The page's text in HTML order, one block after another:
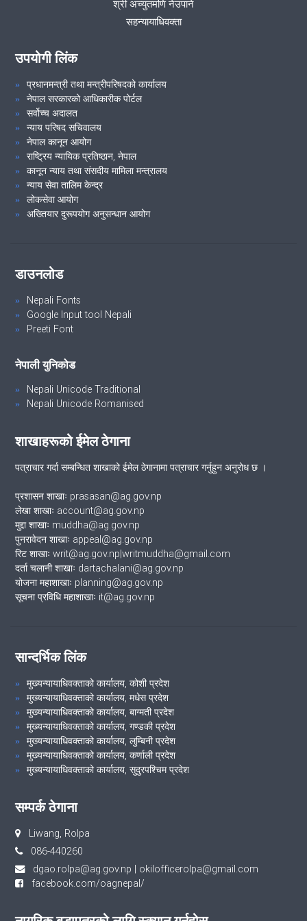
श्री अच्युतमणि नेउपाने
सहन्यायाधिवक्ता
उपयोगी लिंक
प्रधानमन्त्री तथा मन्त्रीपरिषदको कार्यालय
नेपाल सरकारको आधिकारीक पोर्टल
सर्वोच्च अदालत
न्याय परिषद सचिवालय
नेपाल कानून आयोग
राष्ट्रिय न्यायिक प्रतिष्ठान, नेपाल
कानून न्याय तथा संसदीय मामिला मन्त्रालय
न्याय सेवा तालिम केन्द्र
लोकसेवा आयोग
अख्तियार दुरूपयोग अनुसन्धान आयोग
डाउनलोड
Nepali Fonts
Google Input tool Nepali
Preeti Font
नेपाली युनिकोड
Nepali Unicode Traditional
Nepali Unicode Romanised
शाखाहरूको ईमेल ठेगाना
पत्राचार गर्दा सम्बन्धित शाखाको ईमेल ठेगानामा पत्राचार गर्नुहुन अनुरोध छ ।
प्रशासन शाखाः prasasan@ag.gov.np
लेखा शाखाः account@ag.gov.np
मुद्दा शाखाः muddha@ag.gov.np
पुनरावेदन शाखाः appeal@ag.gov.np
रिट शाखाः writ@ag.gov.np|writmuddha@gmail.com
दर्ता चलानी शाखाः dartachalani@ag.gov.np
योजना महाशाखाः planning@ag.gov.np
सूचना प्रविधि महाशाखाः it@ag.gov.np
सान्दर्भिक लिंक
मुख्यन्यायाधिवक्ताको कार्यालय, कोशी प्रदेश
मुख्यन्यायाधिवक्ताको कार्यालय, मधेस प्रदेश
मुख्यन्यायाधिवक्ताको कार्यालय, बाग्मती प्रदेश
मुख्यन्यायाधिवक्ताको कार्यालय, गण्डकी प्रदेश
मुख्यन्यायाधिवक्ताको कार्यालय, लुम्बिनी प्रदेश
मुख्यन्यायाधिवक्ताको कार्यालय, कर्णाली प्रदेश
मुख्यन्यायाधिवक्ताको कार्यालय, सुदुरपश्चिम प्रदेश
सम्पर्क ठेगाना
Liwang, Rolpa
086-440260
dgao.rolpa@ag.gov.np | okilofficerolpa@gmail.com
facebook.com/oagnepal/